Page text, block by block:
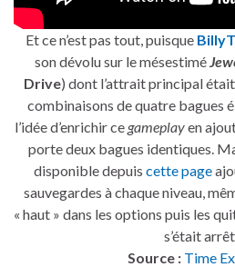
Et ce n’est pas tout, puisque
son dévolu sur le mésestimé
Drive) dont l’attrait principal
combinaisons de quatre bagues
l’idée d’enrichir ce gameplayen
porte deux bagues identiques.
disponible depuis cette page
sauvegardes à chaque niveau,
« haut » dans les options puis les
s’était
Source : Time